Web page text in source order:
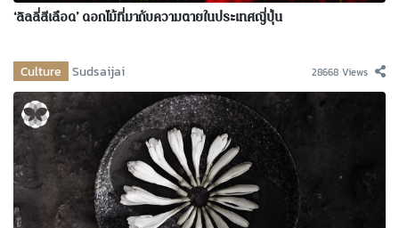
‘ลิลลี่สีเลือด’ ดอกไม้ที่มากับความตายในประเทศญี่ปุ่น
Culture Sudsaijai 28668 Views